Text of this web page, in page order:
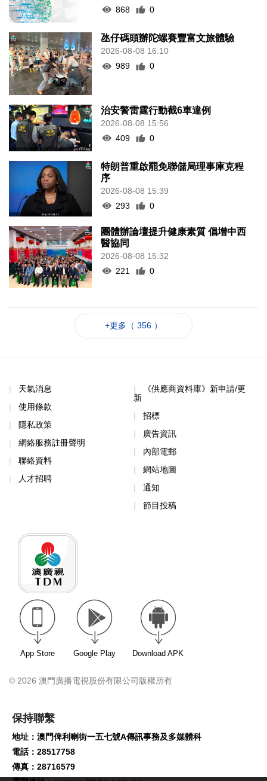
868
0
氹仔碼頭辦陀螺賽豐富文旅體驗
2026-08-08 16:10
989
0
治安警雷霆行動截6車違例
2026-08-08 15:56
409
0
特朗普重啟罷免聯儲局理事庫克程
序
2026-08-08 15:39
293
0
團體辦論壇提升健康素質 倡增中西
醫協同
2026-08-08 15:32
221
0
+更多（ 356 ）
天氣消息
使用條款
隱私政策
網絡服務註冊聲明
聯絡資料
人才招聘
《供應商資料庫》新申請/更
新
招標
廣告資訊
內部電郵
網站地圖
通知
節目投稿
App Store Google Play Download APK
© 2026 澳門廣播電視股份有限公司版權所有
保持聯繫
地址：澳門俾利喇街一五七號A傳訊事務及多媒體科
電話：28517758
傳真：28716579